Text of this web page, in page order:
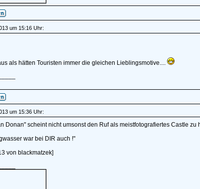
um 15:16 Uhr:
als hätten Touristen immer die gleichen Lieblingsmotive....
um 15:36 Uhr:
Donan" scheint nicht umsonst den Ruf als meistfotografiertes Castle zu
war bei DIR auch !"
von blackmatzek]